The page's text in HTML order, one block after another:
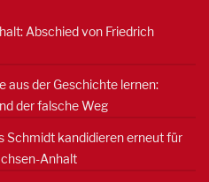
Abschied von Friedrich
aus der Geschichte lernen:
der falsche Weg
Schmidt kandidieren erneut für
Anhalt